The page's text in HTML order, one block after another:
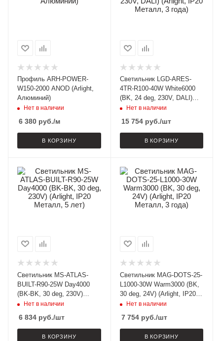
Профиль ARH-POWER-
W150-2000 ANOD (Arlight,
Алюминий)
Нет в наличии
6 380 руб./м
В КОРЗИНУ
Светильник LGD-ARES-
4TR-R100-40W White6000
(BK, 24 deg, 230V, DALI)
(Arlight, IP20 Металл, 3
Нет в наличии
15 754руб./шт
В КОРЗИНУ
Светильник MS-ATLAS-
BUILT-R90-25W Day4000
(BK-BK, 30 deg, 230V)
(Arlight, IP20 Металл, 5
Нет в наличии
6 834 руб./шт
В КОРЗИНУ
Светильник MAG-DOTS-25-
L1000-30W Warm3000 (BK,
30 deg, 24V) (Arlight, IP20
Металл, 3 года)
Нет в наличии
7 754руб./шт
В КОРЗИНУ